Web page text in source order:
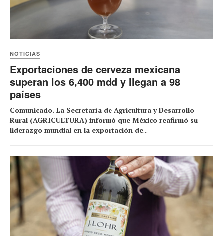
NOTICIAS
Exportaciones de cerveza mexicana
superan los 6,400 mdd y llegan a 98
países
Comunicado. La Secretaría de Agricultura y Desarrollo
Rural (AGRICULTURA) informó que México reafirmó su
liderazgo mundial en la exportación de...